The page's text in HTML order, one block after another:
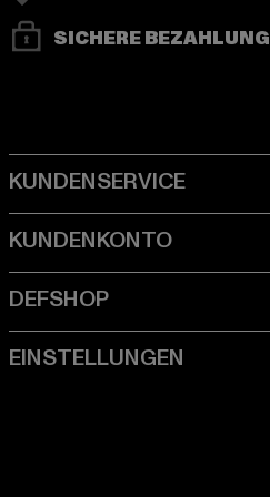
SICHERE BEZAHLUNG